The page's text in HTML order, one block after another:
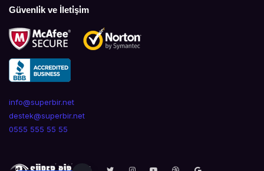
Güvenli̇k ve İleti̇şi̇m
info@superbir.net
destek@superbir.net
0555 555 55 55